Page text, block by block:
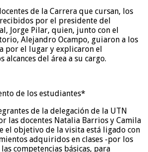
de la Carrera que cursan, los
por el presidente del
Jorge Pilar, quien, junto con el
Alejandro Ocampo, guiaron a los
por el lugar y explicaron el
del área a su cargo.
de los estudiantes*
de la delegación de la UTN
las docentes Natalia Barrios y Camila
el objetivo de la visita está ligado con
adquiridos en clases -por los
competencias básicas, para